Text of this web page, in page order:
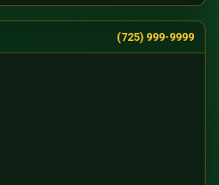
(725) 999-9999